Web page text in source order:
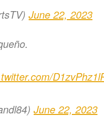
June 22, 2023
June 22, 2023